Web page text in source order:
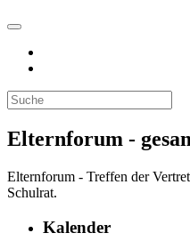
Elternforum -
Elternforum - Treffen der
Schulrat.
Kalender